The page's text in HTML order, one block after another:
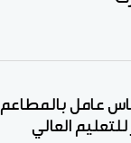
عامل بالمطاعم
العالي